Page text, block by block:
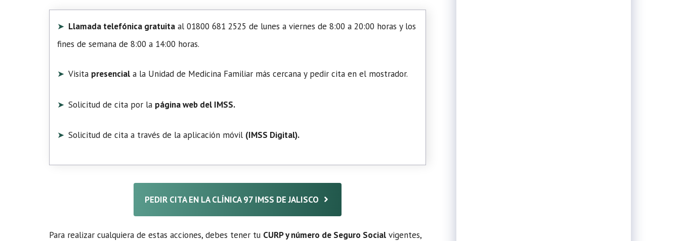
Llamada telefónica gratuita al 01800 681 2525 de lunes a viernes de 8:00 a 20:00 horas y los
fines de semana de 8:00 a 14:00 horas.
Visita presencial a la Unidad de Medicina Familiar más cercana y pedir cita en el mostrador.
Solicitud de cita por la página web del IMSS.
Solicitud de cita a través de la aplicación móvil (IMSS Digital).
PEDIR CITA EN LA CLÍNICA 97 IMSS DE JALISCO
Para realizar cualquiera de estas acciones, debes tener tu CURP y número de Seguro Social vigentes,